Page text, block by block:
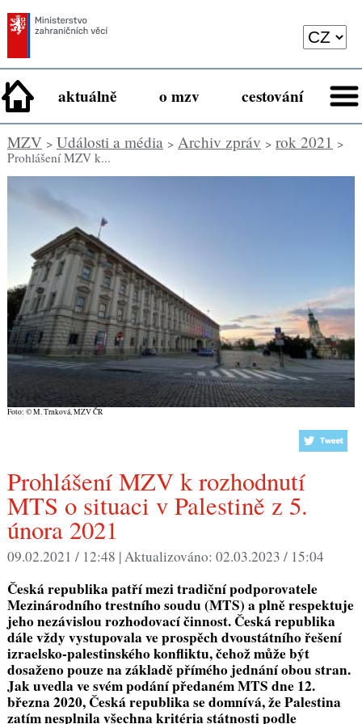
aktuálně o mzv cestování
MZV> Události a média> Archiv zpráv > rok 2021 >
Prohlášení MZV k...
Foto: © M. Trnková, MZV ČR
Prohlášení MZV k rozhodnutí
MTS o situaci v Palestině z 5.
února 2021
09.02.2021 / 12:48 |Aktualizováno: 02.03.2023 / 15:04
Česká republika patří mezi tradiční podporovatele
Mezinárodního trestního soudu (MTS) a plně respektuje
jeho nezávislou rozhodovací činnost. Česká republika
dále vždy vystupovala ve prospěch dvoustátního řešení
izraelsko-palestinského konfliktu, čehož může být
dosaženo pouze na základě přímého jednání obou stran.
Jak uvedla ve svém podání předaném MTS dne 12.
března 2020, Česká republika se domnívá, že Palestina
zatím nesplnila všechna kritéria státnosti podle